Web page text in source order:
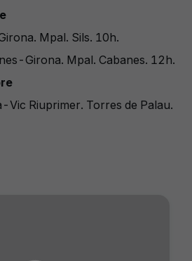
Mpal. Sils. 10h.
Girona. Mpal. Cabanes. 12h.
Vic Riuprimer. Torres de Palau.